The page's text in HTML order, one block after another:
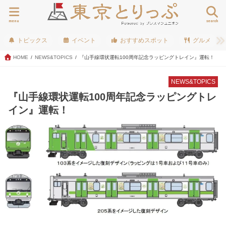
search
menu
トピックス イベント おすすめスポット グルメ
HOME NEWS&TOPICS 『山手線環状運転100周年記念ラッピングトレイン』運転！
NEWS&TOPICS
『山手線環状運転100周年記念ラッピングトレ
イン』運転！